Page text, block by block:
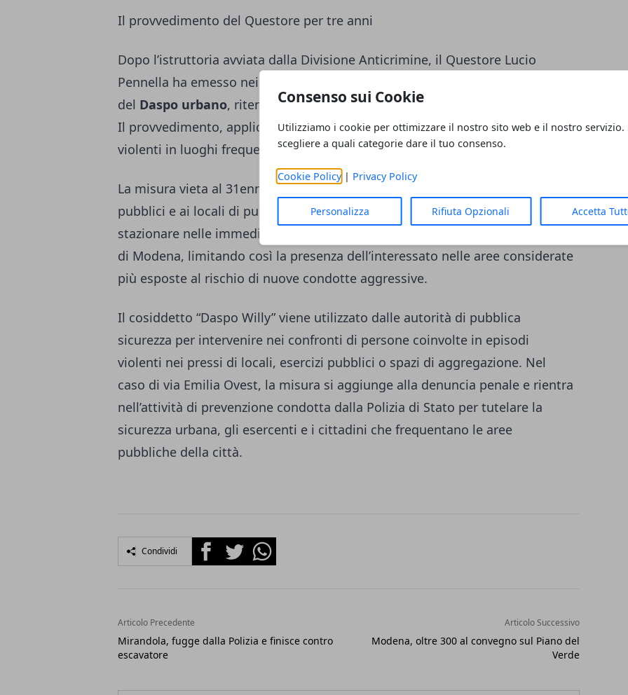
Consenso sui Cookie
Utilizziamo i cookie per ottimizzare il nostro sito web e il nostro servizio.
scegliere a quali categorie dare il tuo consenso.
Cookie Policy| Privacy Policy
Personalizza Rifiuta Opzionali Accetta
Il provvedimento del Questore per tre anni
Dopo l’istruttoria avviata dalla Divisione Anticrimine, il Questore Lucio
Pennella ha emesso nei confronti dell’uomo la misura di prevenzione atipica
del Daspo urbano, ritenendolo persona pericolosa per la sicurezza pubblica.
Il provvedimento, applicato per tre anni, mira a prevenire nuovi episodi
violenti in luoghi frequentati dalla cittadinanza.
La misura vieta al 31enne l’accesso, dalle ore 19 alle ore 7, agli esercizi
pubblici e ai locali di pubblico intrattenimento. Prevede inoltre il divieto di
stazionare nelle immediate vicinanze di specifici esercizi situati nel Comune
di Modena, limitando così la presenza dell’interessato nelle aree considerate
più esposte al rischio di nuove condotte aggressive.
Il cosiddetto “Daspo Willy” viene utilizzato dalle autorità di pubblica
sicurezza per intervenire nei confronti di persone coinvolte in episodi
violenti nei pressi di locali, esercizi pubblici o spazi di aggregazione. Nel
caso di via Emilia Ovest, la misura si aggiunge alla denuncia penale e rientra
nell’attività di prevenzione condotta dalla Polizia di Stato per tutelare la
sicurezza urbana, gli esercenti e i cittadini che frequentano le aree
pubbliche della città.
Condividi FacebookTwitterWhatsapp
Articolo Precedente
Mirandola, fugge dalla Polizia e finisce contro
escavatore
Articolo Successivo
Modena, oltre 300 al convegno sul Piano del
Verde